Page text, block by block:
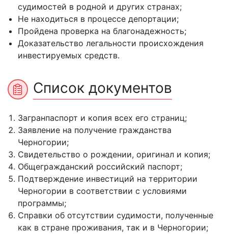
судимостей в родной и других странах;
Не находиться в процессе депортации;
Пройдена проверка на благонадежность;
Доказательство легальности происхождения
инвестируемых средств.
Список документов
Загранпаспорт и копия всех его страниц;
Заявление на получение гражданства
Черногории;
Свидетельство о рождении, оригинал и копия;
Общегражданский российский паспорт;
Подтверждение инвестиций на территории
Черногории в соответствии с условиями
программы;
Справки об отсутствии судимости, полученные
как в стране проживания, так и в Черногории;